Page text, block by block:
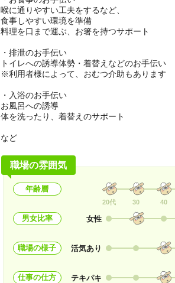
喉に通りやすい工夫をするなど、
食事しやすい環境を準備
料理を口まで運ぶ、お箸を持つサポート
・排泄のお手伝い
トイレへの誘導体勢・着替えなどのお手伝い
※利用者様によって、おむつ介助もあります
・入浴のお手伝い
お風呂への誘導
体を洗ったり、着替えのサポート
など
職場の雰囲気
年齢層
20代 30 40
男女比率 女性
職場の様子 活気あり
仕事の仕方 テキパキ